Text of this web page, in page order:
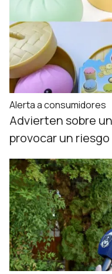
Alerta a consumidores
Advierten sobre
provocar un